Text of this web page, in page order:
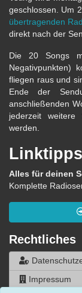
geschlossen. Um
übertragenden
direkt nach der
Die 20 Songs
Negativpunkten)
fliegen raus und
Ende der
anschließenden
jederzeit weitere
werden.
Linktipps
Alles für deinen
Komplette
Rechtliches
Impressum